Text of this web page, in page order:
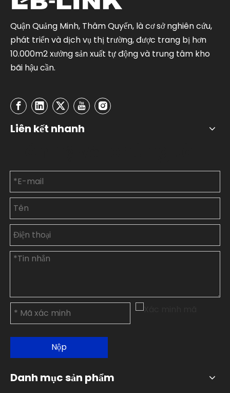
Quận Quảng Minh, Thâm Quyến, là cơ sở nghiên cứu,
phát triển và dịch vụ thị trường, được trang bị hơn
10.000m2 xưởng sản xuất tự động và trung tâm kho
bãi hậu cần.
Liên kết nhanh
Nộp
Danh mục sản phẩm